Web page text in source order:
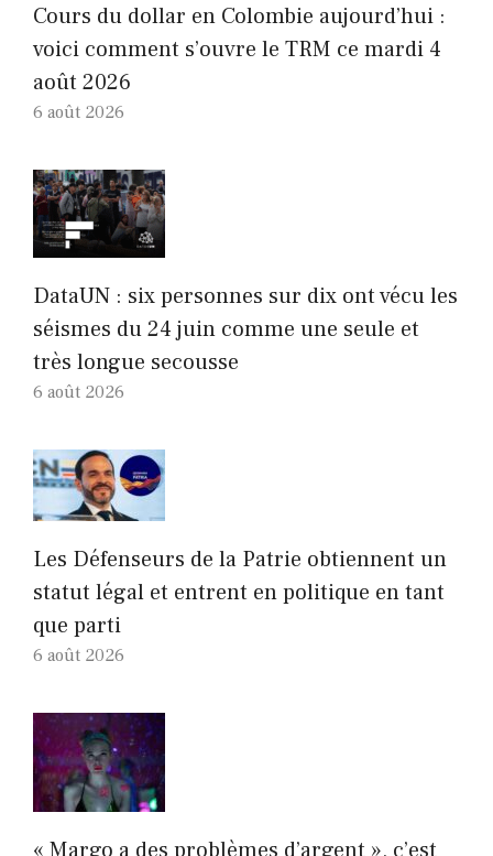
Cours du dollar en Colombie aujourd’hui :
voici comment s’ouvre le TRM ce mardi 4
août 2026
6 août 2026
DataUN : six personnes sur dix ont vécu les
séismes du 24 juin comme une seule et
très longue secousse
6 août 2026
Les Défenseurs de la Patrie obtiennent un
statut légal et entrent en politique en tant
que parti
6 août 2026